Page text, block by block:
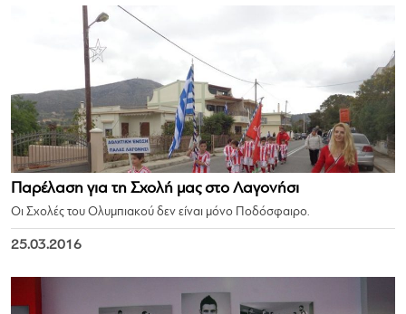
Παρέλαση για τη Σχολή μας στο Λαγονήσι
Οι Σχολές του Ολυμπιακού δεν είναι μόνο Ποδόσφαιρο.
25.03.2016